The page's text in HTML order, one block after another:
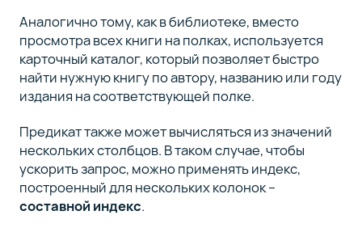
Аналогично тому, как в библиотеке, вместо
просмотра всех книги на полках, используется
карточный каталог, который позволяет быстро
найти нужную книгу по автору, названию или году
издания на соответствующей полке.
Предикат также может вычисляться из значений
нескольких столбцов. В таком случае, чтобы
ускорить запрос, можно применять индекс,
построенный для нескольких колонок –
составной индекс.